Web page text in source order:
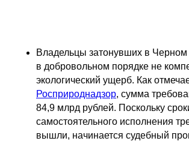
Владельцы затонувших в Черном
в добровольном порядке не
экологический ущерб. Как
Росприроднадзор, сумма
84,9 млрд рублей. Поскольку
самостоятельного исполнения
вышли, начинается судебный